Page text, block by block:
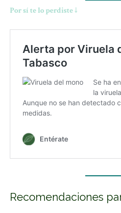
Por sí te lo perdiste ↓
Recomendaciones